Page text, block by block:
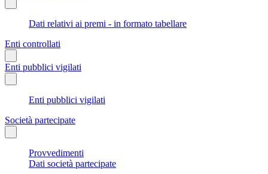
Dati relativi ai premi - in formato tabellare
Enti controllati
Enti pubblici vigilati
Enti pubblici vigilati
Società partecipate
Provvedimenti
Dati società partecipate